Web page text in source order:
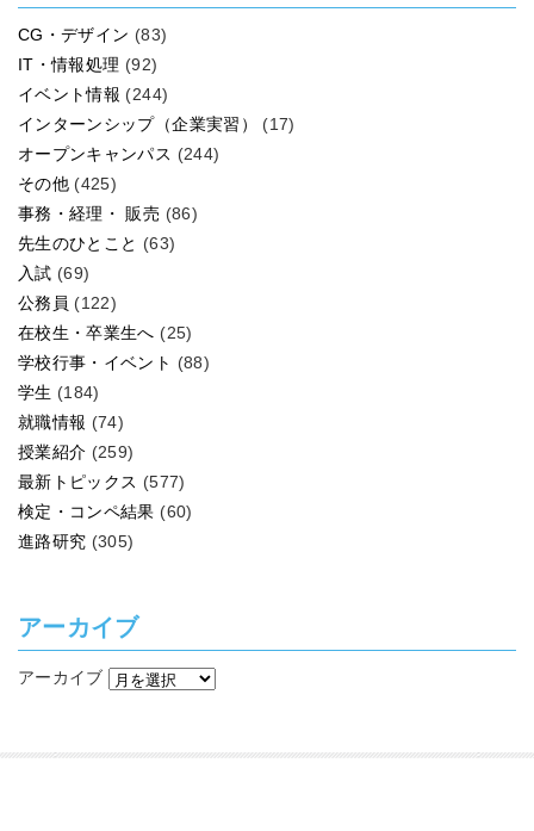
CG・デザイン (83)
IT・情報処理 (92)
イベント情報 (244)
インターンシップ（企業実習）
(17)
オープンキャンパス (244)
その他 (425)
事務・経理・ 販売 (86)
先生のひとこと (63)
入試 (69)
公務員 (122)
在校生・卒業生へ (25)
学校行事・イベント (88)
学生 (184)
就職情報 (74)
授業紹介 (259)
最新トピックス (577)
検定・コンペ結果 (60)
進路研究 (305)
アーカイブ
アーカイブ